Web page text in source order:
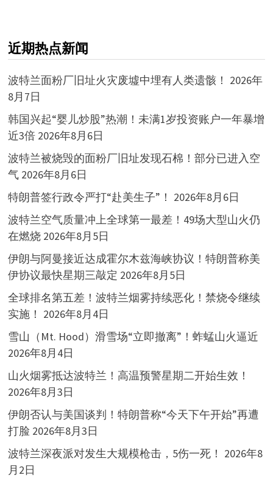
近期热点新闻
波特兰面粉厂旧址火灾废墟中埋有人类遗骸！ 2026年
8月7日
韩国兴起“婴儿炒股”热潮！未满1岁投资账户一年暴增
近3倍 2026年8月6日
波特兰被烧毁的面粉厂旧址发现石棉！部分已进入空
气 2026年8月6日
特朗普签行政令严打“赴美生子”！ 2026年8月6日
波特兰空气质量冲上全球第一最差！49场大型山火仍
在燃烧 2026年8月5日
伊朗与阿曼接近达成霍尔木兹海峡协议！特朗普称美
伊协议最快星期三敲定 2026年8月5日
全球排名第五差！波特兰烟雾持续恶化！禁烧令继续
实施！ 2026年8月4日
雪山（Mt. Hood）滑雪场“立即撤离”！蚱蜢山火逼近
2026年8月4日
山火烟雾抵达波特兰！高温预警星期二开始生效！
2026年8月3日
伊朗否认与美国谈判！特朗普称“今天下午开始”再遭
打脸 2026年8月3日
波特兰深夜派对发生大规模枪击，5伤一死！ 2026年8
月2日